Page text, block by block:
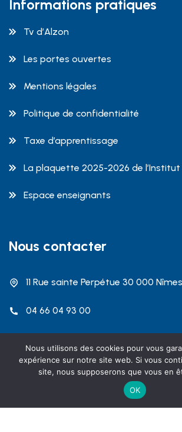
Informations pratiques
Tv d’Alzon
Les portes ouvertes
Mentions légales
Politique de confidentialité
Taxe d’apprentissage
La plaquette 2025-2026 de l’Institut
Espace enseignants
Nous contacter
11 Rue sainte Perpétue 30 000 Nîmes
04 66 04 93 00
Copyright 2026 Institut Emmanuel
Nous utilisons des cookies pour vous
expérience sur notre site web. Si vous
site, nous supposerons que vous en
OK